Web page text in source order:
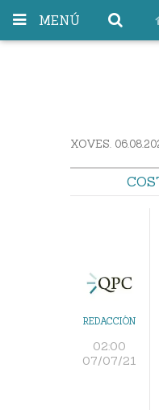
MENÚ
XOVES.
REDACCIÓN
02:00
07/07/21